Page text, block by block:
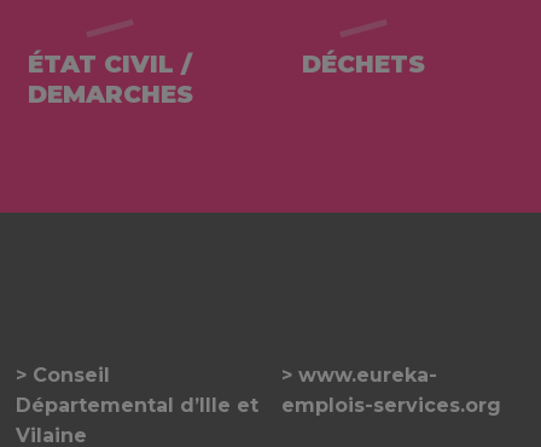
ÉTAT CIVIL /
DEMARCHES
DÉCHETS
Conseil
Départemental d’Ille et
Vilaine
www.eureka-
emplois-services.org